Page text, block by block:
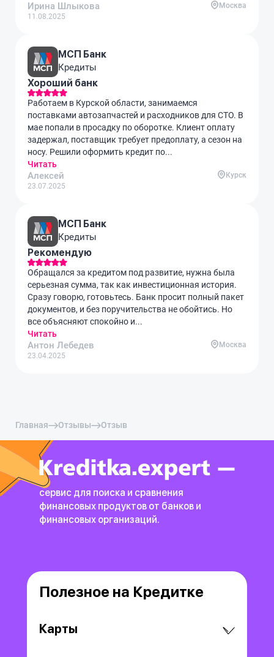
Ирина Шлыкова
11.08.2025
Москва
МСП Банк
Кредиты
Хороший банк
Работаем в Курской области, занимаемся
поставками автозапчастей и расходников для СТО. В
мае попали в просадку по оборотке. Клиент оплату
задержал, поставщик требует предоплату, а сезон на
носу. Решили оформить кредит по...
Читать
Алексей
23.07.2025
Курск
МСП Банк
Кредиты
Рекомендую
Обращался за кредитом под развитие, нужна была
серьезная сумма, так как инвестиционная история.
Сразу говорю, готовьтесь. Банк просит полный пакет
документов, и без поручительства не обойтись. Но
все объясняют спокойно и...
Читать
Антон Лебедев
23.04.2025
Москва
Главная Отзывы Отзыв
сервис для поиска и сравнения
финансовых продуктов от банков и
финансовых организаций.
Полезное на Кредитке
Карты